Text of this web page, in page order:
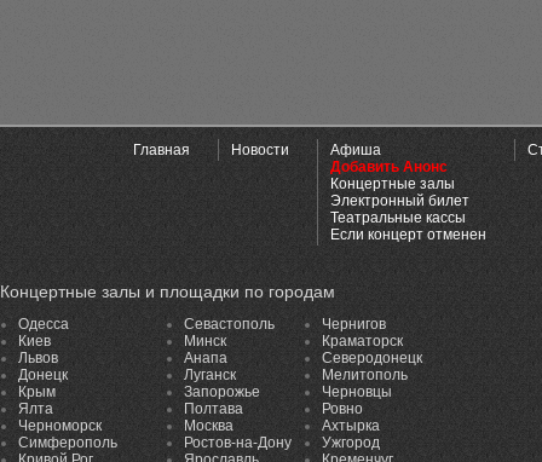
Главная Новости
Афиша
Добавить Анонс
Концертные залы
Электронный билет
Театральные кассы
Если концерт отменен
Концертные залы и площадки по городам
Одесса
Киев
Львов
Донецк
Крым
Ялта
Черноморск
Симферополь
Севастополь
Минск
Анапа
Луганск
Запорожье
Полтава
Москва
Ростов-на-Дону
Чернигов
Краматорск
Северодонецк
Мелитополь
Черновцы
Ровно
Ахтырка
Ужгород